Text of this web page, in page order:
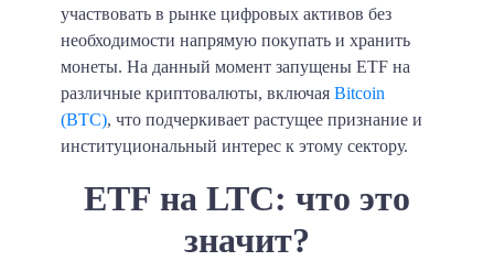
участвовать в рынке цифровых активов без
необходимости напрямую покупать и хранить
монеты. На данный момент запущены ETF на
различные криптовалюты, включая Bitcoin
(BTC), что подчеркивает растущее признание и
институциональный интерес к этому сектору.
ETF на LTC: что это
значит?